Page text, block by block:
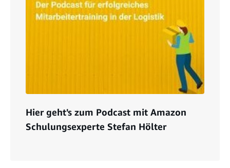
Hier geht's zum Podcast mit Amazon
Schulungsexperte Stefan Hölter